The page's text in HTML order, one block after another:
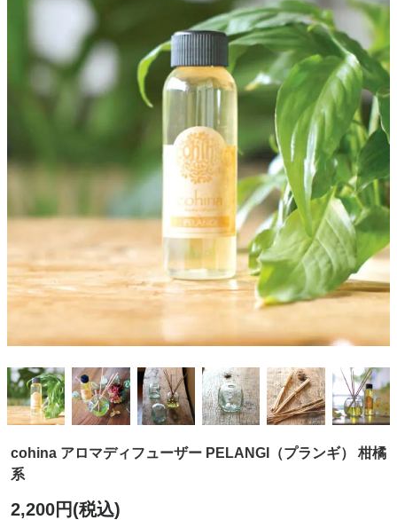
cohina アロマディフューザー PELANGI（プランギ） 柑橘
系
2,200円(税込)